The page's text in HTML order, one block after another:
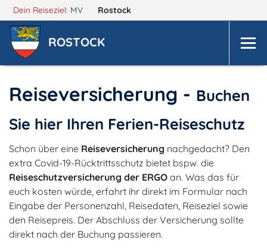
Dein Reiseziel: MV Rostock
ROSTOCK
Reiseversicherung - Buchen
Sie hier Ihren Ferien-Reiseschutz
Schon über eine Reiseversicherung nachgedacht? Den
extra Covid-19-Rücktrittsschutz bietet bspw. die
Reiseschutzversicherung der ERGO an. Was das für
euch kosten würde, erfahrt ihr direkt im Formular nach
Eingabe der Personenzahl, Reisedaten, Reiseziel sowie
den Reisepreis. Der Abschluss der Versicherung sollte
direkt nach der Buchung passieren.